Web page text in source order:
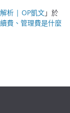
析 | OP凱文」於
費、管理費是什麼